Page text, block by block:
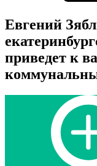
Евгений
приведет к